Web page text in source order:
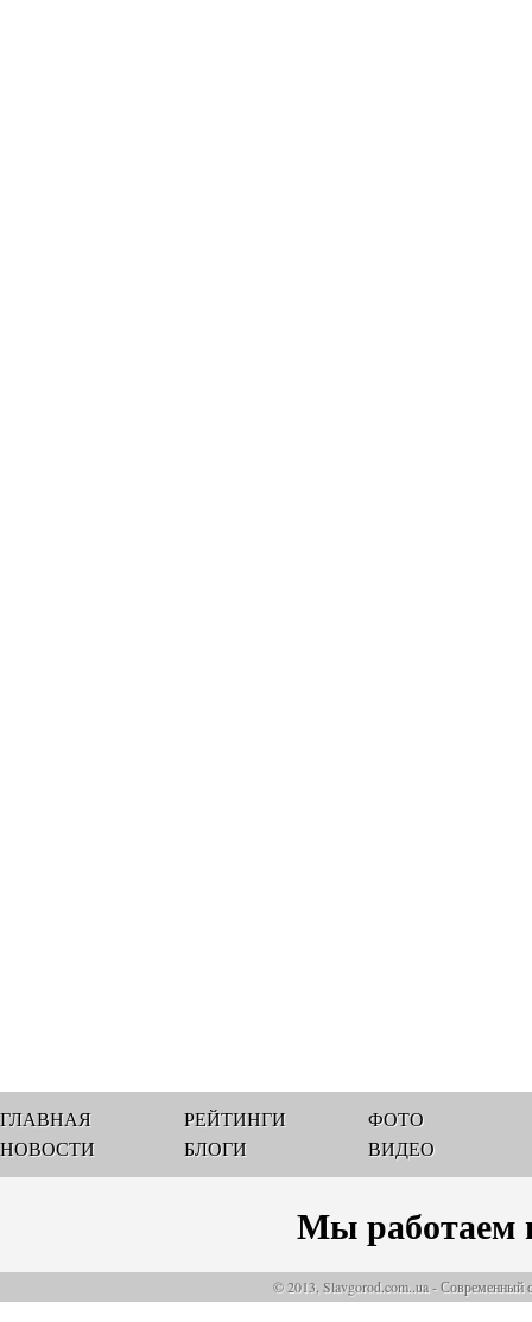
ГЛАВНАЯ
НОВОСТИ
РЕЙТИНГИ
БЛОГИ
ФОТО
ВИДЕО
Мы работаем
© 2013, Slavgorod.com..ua - Современный